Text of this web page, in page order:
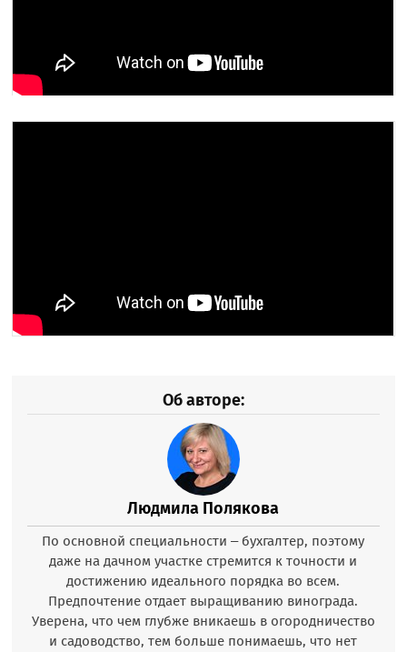
Об авторе:
Людмила Полякова
По основной специальности – бухгалтер, поэтому
даже на дачном участке стремится к точности и
достижению идеального порядка во всем.
Предпочтение отдает выращиванию винограда.
Уверена, что чем глубже вникаешь в огородничество
и садоводство, тем больше понимаешь, что нет